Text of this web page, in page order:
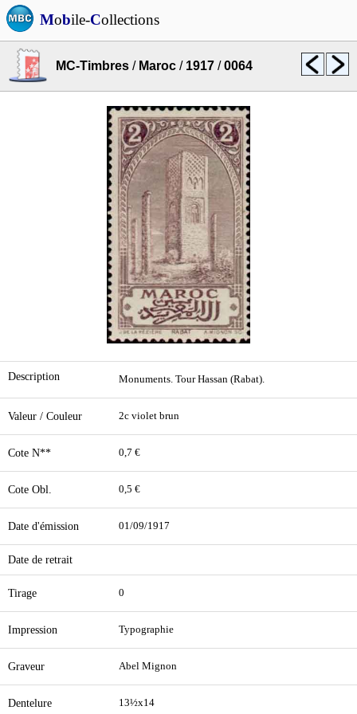
Mobile-Collections
MC-Timbres / Maroc / 1917 /0064
Description Monuments. Tour Hassan (Rabat).
Valeur / Couleur 2c violet brun
Cote N** 0,7 €
Cote Obl. 0,5 €
Date d'émission 01/09/1917
Date de retrait
Tirage 0
Impression Typographie
Graveur Abel Mignon
Dentelure 13½x14